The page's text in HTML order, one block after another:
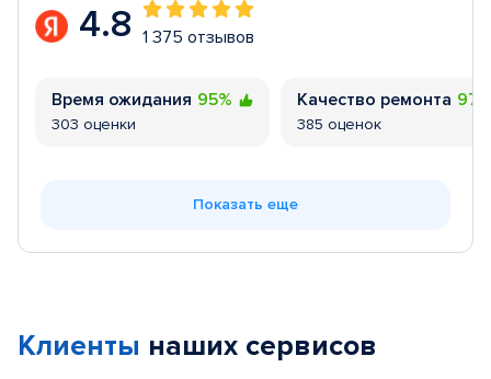
4.8 1 375 отзывов
Время ожидания 95%
303 оценки
Качество ремонта
385 оценок
Показать еще
Клиенты наших сервисов